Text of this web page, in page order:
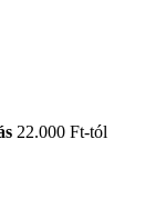
22.000 Ft-tól